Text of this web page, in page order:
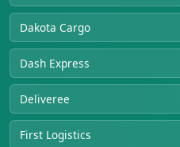
Dakota Cargo
Dash Express
Deliveree
First Logistics